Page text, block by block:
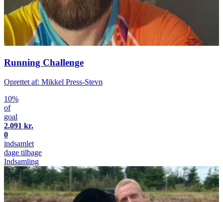
Running Challenge
Oprettet af: Mikkel Press-Stevn
10%
of
goal
2.091 kr.
0
indsamlet
dage tilbage
Indsamling